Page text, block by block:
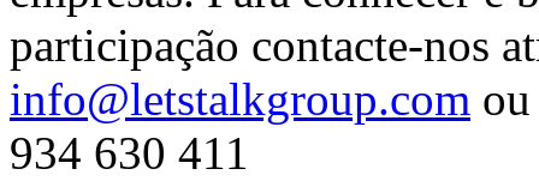
participação contacte-nos
info@letstalkgroup.com
934 630 411